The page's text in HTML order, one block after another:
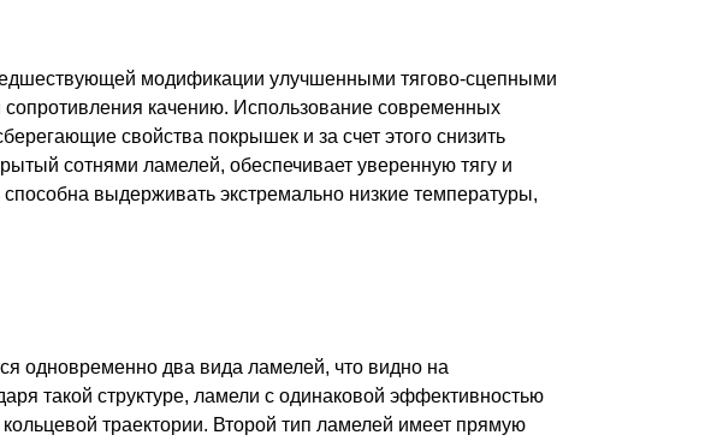
модификации улучшенными тягово-сцепными
качению. Использование современных
свойства покрышек и за счет этого снизить
сотнями ламелей, обеспечивает уверенную тягу и
выдерживать экстремально низкие температуры,
одновременно два вида ламелей, что видно на
такой структуре, ламели с одинаковой эффективностью
траектории. Второй тип ламелей имеет прямую